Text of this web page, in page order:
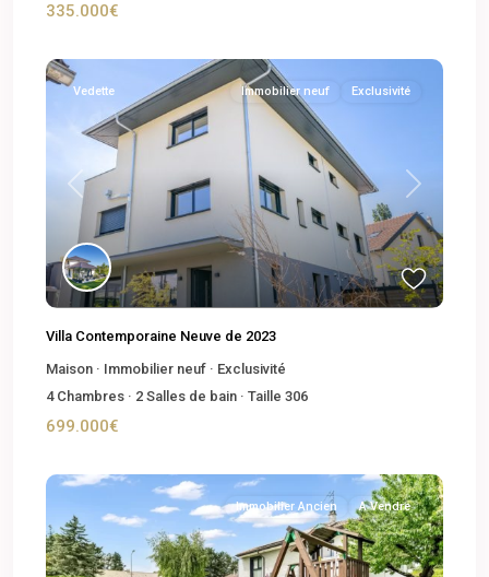
335.000€
Previous Next
Vedette Immobilier neuf Exclusivité
Villa Contemporaine Neuve de 2023
Maison · Immobilier neuf · Exclusivité
4Chambres · 2 Salles de bain · Taille 306
699.000€
Immobilier Ancien A Vendre